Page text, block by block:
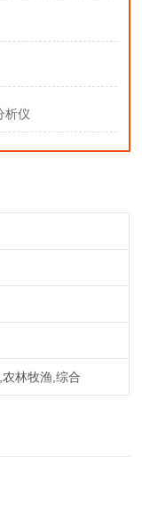
析仪
林牧渔,综合